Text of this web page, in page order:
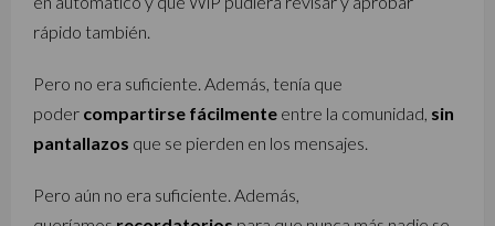
rápido también.
Pero no era suficiente. Además, tenía que
poder compartirse fácilmente entre la comunidad, sin
pantallazos que se pierden en los mensajes.
Pero aún no era suficiente. Además,